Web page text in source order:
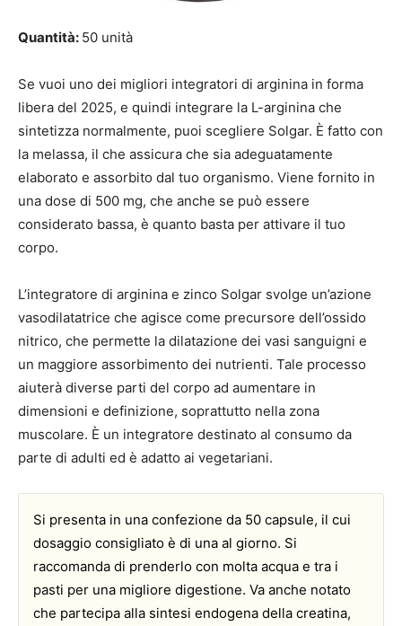
Quantità: 50 unità
Se vuoi uno dei migliori integratori di arginina in forma
libera del 2025, e quindi integrare la L-arginina che
sintetizza normalmente, puoi scegliere Solgar. È fatto con
la melassa, il che assicura che sia adeguatamente
elaborato e assorbito dal tuo organismo. Viene fornito in
una dose di 500 mg, che anche se può essere
considerato bassa, è quanto basta per attivare il tuo
corpo.
L’integratore di arginina e zinco Solgar svolge un’azione
vasodilatatrice che agisce come precursore dell’ossido
nitrico, che permette la dilatazione dei vasi sanguigni e
un maggiore assorbimento dei nutrienti. Tale processo
aiuterà diverse parti del corpo ad aumentare in
dimensioni e definizione, soprattutto nella zona
muscolare. È un integratore destinato al consumo da
parte di adulti ed è adatto ai vegetariani.
Si presenta in una confezione da 50 capsule, il cui
dosaggio consigliato è di una al giorno. Si
raccomanda di prenderlo con molta acqua e tra i
pasti per una migliore digestione. Va anche notato
che partecipa alla sintesi endogena della creatina,